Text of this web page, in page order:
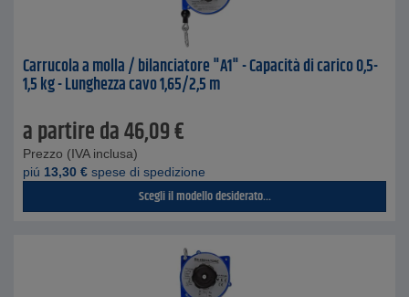
Carrucola a molla / bilanciatore "A1" - Capacità di carico 0,5-
1,5 kg - Lunghezza cavo 1,65/2,5 m
a partire da46,09€
Prezzo (IVA inclusa)
piú 13,30 € spese di spedizione
Scegli il modello desiderato...